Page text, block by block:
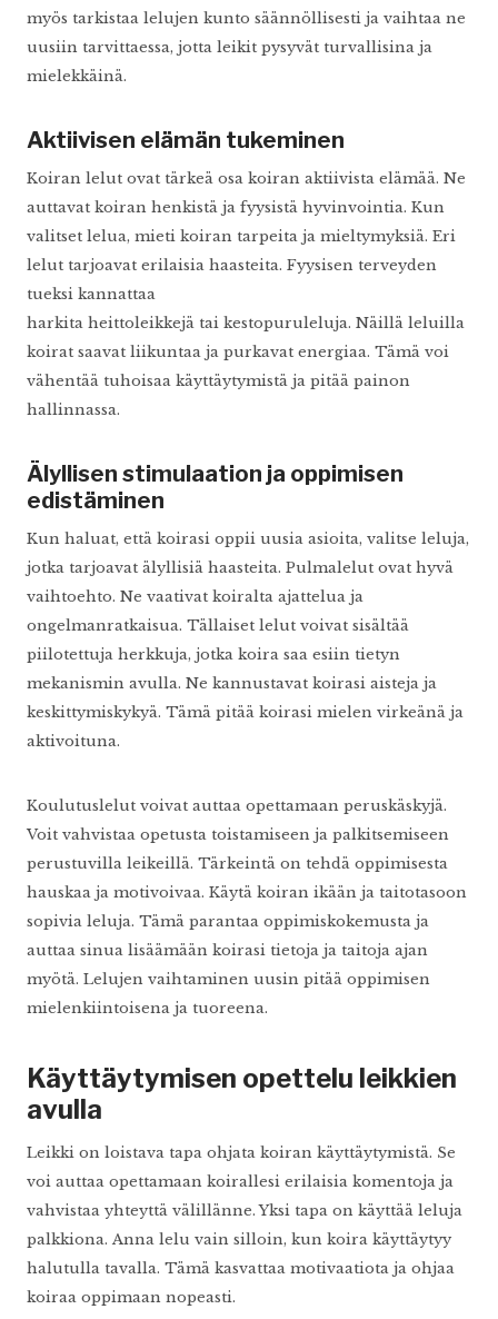
myös tarkistaa lelujen kunto säännöllisesti ja vaihtaa ne
uusiin tarvittaessa, jotta leikit pysyvät turvallisina ja
mielekkäinä.
Aktiivisen elämän tukeminen
Koiran lelut ovat tärkeä osa koiran aktiivista elämää. Ne
auttavat koiran henkistä ja fyysistä hyvinvointia. Kun
valitset lelua, mieti koiran tarpeita ja mieltymyksiä. Eri
lelut tarjoavat erilaisia haasteita. Fyysisen terveyden
tueksi kannattaa
harkita heittoleikkejä tai kestopuruleluja. Näillä leluilla
koirat saavat liikuntaa ja purkavat energiaa. Tämä voi
vähentää tuhoisaa käyttäytymistä ja pitää painon
hallinnassa.
Älyllisen stimulaation ja oppimisen
edistäminen
Kun haluat, että koirasi oppii uusia asioita, valitse leluja,
jotka tarjoavat älyllisiä haasteita. Pulmalelut ovat hyvä
vaihtoehto. Ne vaativat koiralta ajattelua ja
ongelmanratkaisua. Tällaiset lelut voivat sisältää
piilotettuja herkkuja, jotka koira saa esiin tietyn
mekanismin avulla. Ne kannustavat koirasi aisteja ja
keskittymiskykyä. Tämä pitää koirasi mielen virkeänä ja
aktivoituna.
Koulutuslelut voivat auttaa opettamaan peruskäskyjä.
Voit vahvistaa opetusta toistamiseen ja palkitsemiseen
perustuvilla leikeillä. Tärkeintä on tehdä oppimisesta
hauskaa ja motivoivaa. Käytä koiran ikään ja taitotasoon
sopivia leluja. Tämä parantaa oppimiskokemusta ja
auttaa sinua lisäämään koirasi tietoja ja taitoja ajan
myötä. Lelujen vaihtaminen uusin pitää oppimisen
mielenkiintoisena ja tuoreena.
Käyttäytymisen opettelu leikkien
avulla
Leikki on loistava tapa ohjata koiran käyttäytymistä. Se
voi auttaa opettamaan koirallesi erilaisia komentoja ja
vahvistaa yhteyttä välillänne. Yksi tapa on käyttää leluja
palkkiona. Anna lelu vain silloin, kun koira käyttäytyy
halutulla tavalla. Tämä kasvattaa motivaatiota ja ohjaa
koiraa oppimaan nopeasti.